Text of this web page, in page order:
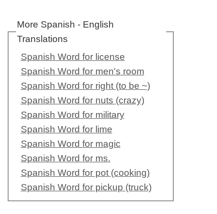
More Spanish - English
Translations
Spanish Word for license
Spanish Word for men's room
Spanish Word for right (to be ~)
Spanish Word for nuts (crazy)
Spanish Word for military
Spanish Word for lime
Spanish Word for magic
Spanish Word for ms.
Spanish Word for pot (cooking)
Spanish Word for pickup (truck)